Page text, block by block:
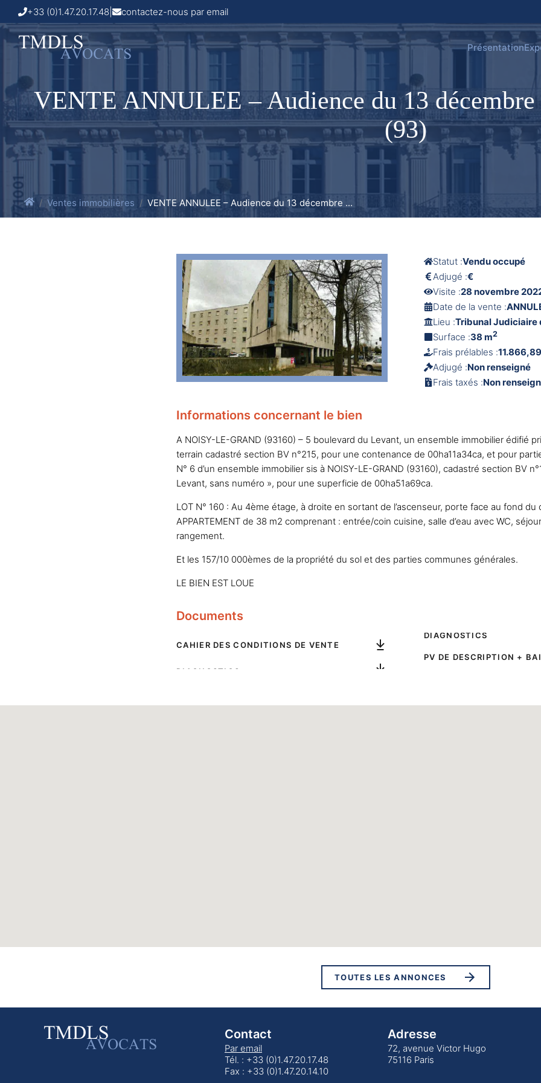
+33 (0)1.47.20.17.48 contactez-nous par email
Présentation
VENTE ANNULEE – Audience du 13
(93)
Ventes immobilières VENTE ANNULEE – Audience du 13 décembre ...
Statut :Vendu occupé
Adjugé :€
Visite :28 novembre
Date de la vente :
Lieu :Tribunal Judiciaire
Surface :38 m2
Frais prélables :
Adjugé :Non renseigné
Frais taxés :Non
Informations concernant le bien
A NOISY-LE-GRAND (93160) – 5 boulevard du Levant, un ensemble immobilier édifié
terrain cadastré section BV n°215, pour une contenance de 00ha11a34ca, et pour
N° 6 d’un ensemble immobilier sis à NOISY-LE-GRAND (93160), cadastré section BV
Levant, sans numéro », pour une superficie de 00ha51a69ca.
LOT N° 160 : Au 4ème étage, à droite en sortant de l’ascenseur, porte face au fond du
APPARTEMENT de 38 m2 comprenant : entrée/coin cuisine, salle d’eau avec WC,
rangement.
Et les 157/10 000èmes de la propriété du sol et des parties communes générales.
LE BIEN EST LOUE
Documents
CAHIER DES CONDITIONS DE VENTE
DIAGNOSTICS
PV DE DESCRIPTION +
TOUTES LES ANNONCES
Contact
Par email
Tél. : +33 (0)1.47.20.17.48
Fax : +33 (0)1.47.20.14.10
Adresse
72, avenue Victor Hugo
75116 Paris